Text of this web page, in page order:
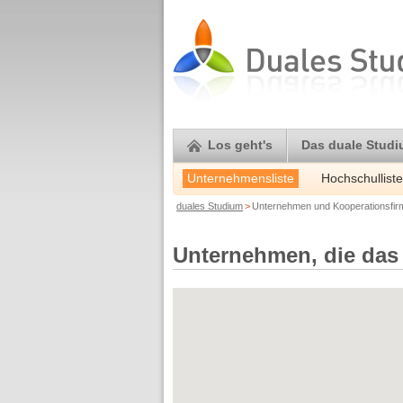
Los geht's Das duale
Unternehmensliste Hochschulliste
duales Studium> Unternehmen und
Unternehmen, die